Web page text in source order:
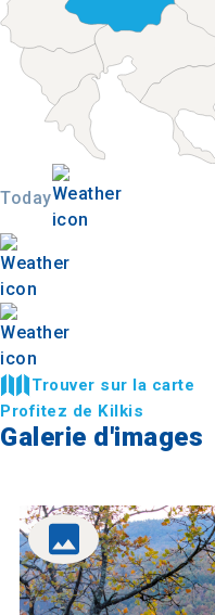
Today
Trouver sur la carte
Profitez de Kilkis
Galerie d'images